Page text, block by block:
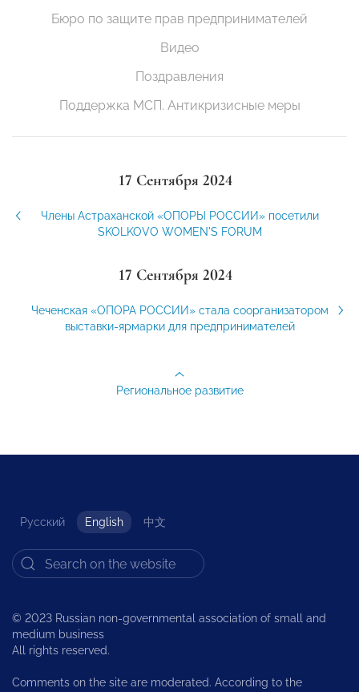
Бюро по защите прав предпринимателей
Видео
Поздравления
Поддержка МСП. Антикризисные меры
17 Сентября 2024
Члены Астраханской «ОПОРЫ РОССИИ» посетили
SKOLKOVO WOMEN'S FORUM
17 Сентября 2024
Чеченская «ОПОРА РОССИИ» стала соорганизатором
выставки-ярмарки для предпринимателей
Региональное развитие
Русский English 中文
© 2023 Russian non-governmental association of small and
medium business
All rights reserved.
Comments on the site are moderated. According to the